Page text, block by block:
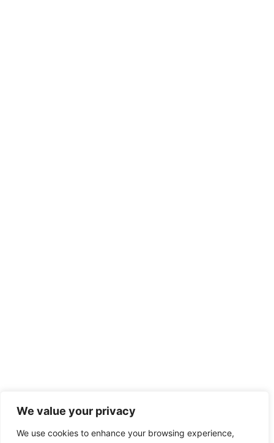
We value your privacy
We use cookies to enhance your browsing experience,